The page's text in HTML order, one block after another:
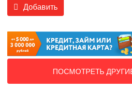
Добавить
ПОСМОТРЕТЬ